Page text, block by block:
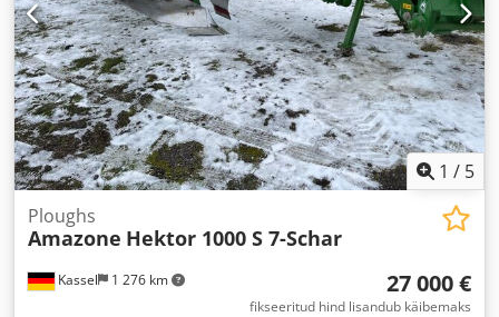
1 / 5
Kassel 1 276 km
Ploughs
Amazone Hektor 1000 S 7-Schar
27 000 €
fikseeritud hind lisandub käibemaks